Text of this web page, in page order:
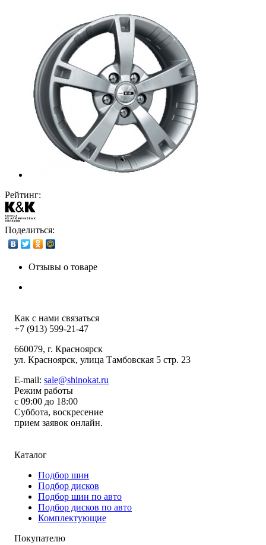
Рейтинг:
Поделиться:
Отзывы о товаре
Как с нами связаться
+7 (913) 599-21-47
660079, г. Красноярск
ул. Красноярск, улица Тамбовская 5 стр. 23
E-mail: sale@shinokat.ru
Режим работы
с 09:00 до 18:00
Суббота, воскресение
прием заявок онлайн.
Каталог
Подбор шин
Подбор дисков
Подбор шин по авто
Подбор дисков по авто
Комплектующие
Покупателю